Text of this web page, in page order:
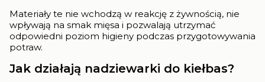
Materiały te nie wchodzą w reakcję z żywnością, nie
wpływają na smak mięsa i pozwalają utrzymać
odpowiedni poziom higieny podczas przygotowywania
potraw.
Jak działają nadziewarki do kiełbas?